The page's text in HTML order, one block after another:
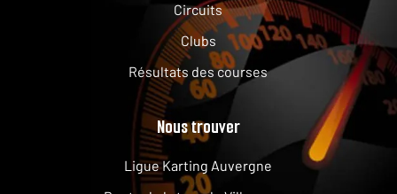
Circuits
Clubs
Résultats des courses
Nous trouver
Ligue Karting Auvergne